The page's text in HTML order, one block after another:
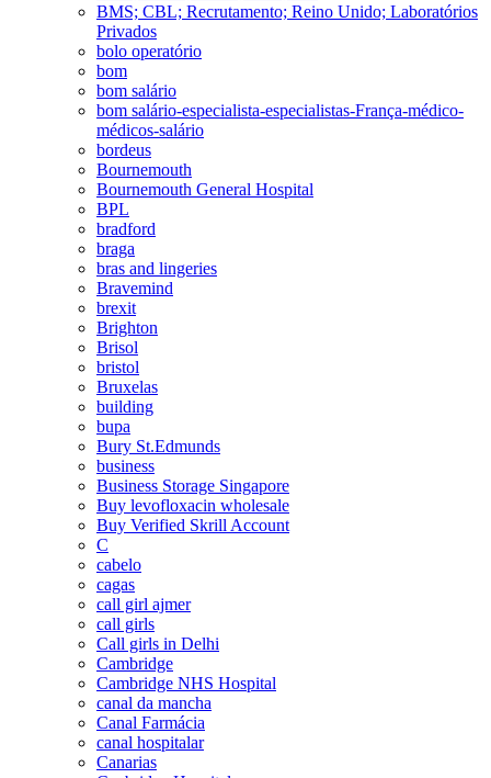
BMS; CBL; Recrutamento; Reino Unido; Laboratórios
Privados
bolo operatório
bom
bom salário
bom salário-especialista-especialistas-França-médico-
médicos-salário
bordeus
Bournemouth
Bournemouth General Hospital
BPL
bradford
braga
bras and lingeries
Bravemind
brexit
Brighton
Brisol
bristol
Bruxelas
building
bupa
Bury St.Edmunds
business
Business Storage Singapore
Buy levofloxacin wholesale
Buy Verified Skrill Account
C
cabelo
cagas
call girl ajmer
call girls
Call girls in Delhi
Cambridge
Cambridge NHS Hospital
canal da mancha
Canal Farmácia
canal hospitalar
Canarias